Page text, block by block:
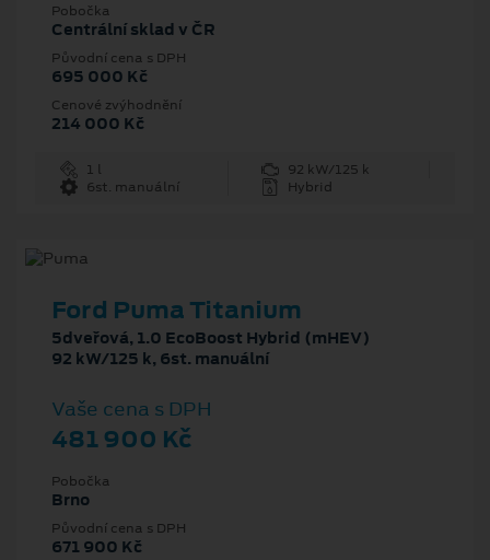
Pobočka
Centrální sklad v ČR
Původní cena s DPH
695 000 Kč
Cenové zvýhodnění
214 000 Kč
1 l
92 kW/125 k
6st. manuální
Hybrid
Ford Puma Titanium
5dveřová, 1.0 EcoBoost Hybrid (mHEV)
92 kW/125 k, 6st. manuální
Vaše cena s DPH
481 900 Kč
Pobočka
Brno
Původní cena s DPH
671 900 Kč